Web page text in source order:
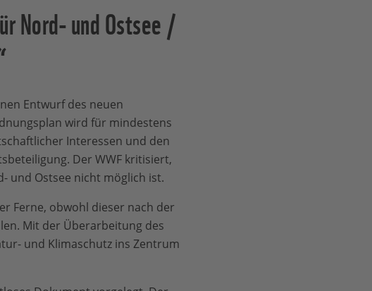
Nord- und Ostsee /
Entwurf des neuen
wird für mindestens
Interessen und den
Der WWF kritisiert,
und Ostsee nicht möglich ist.
Ferne, obwohl dieser nach der
Mit der Überarbeitung des
und Klimaschutz ins Zentrum